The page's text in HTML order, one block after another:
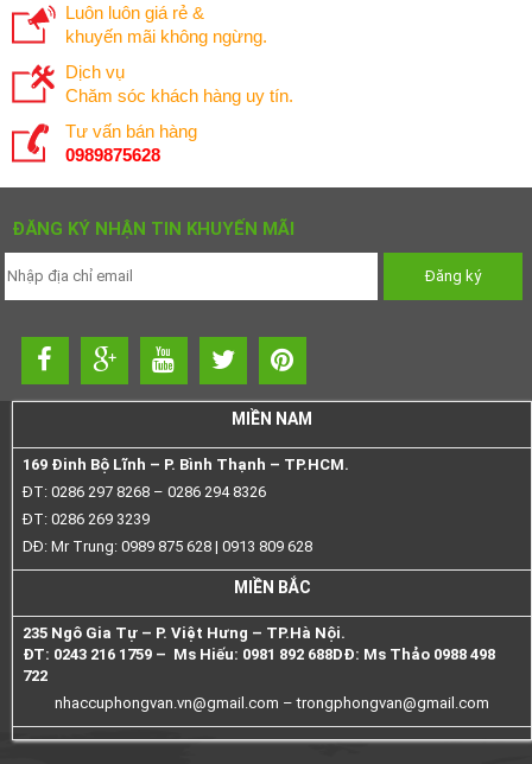
Luôn luôn giá rẻ &
khuyến mãi không ngừng.
Dịch vụ
Chăm sóc khách hàng uy tín.
Tư vấn bán hàng
0989875628
ĐĂNG KÝ NHẬN TIN KHUYẾN MÃI
MIỀN NAM
169 Đinh Bộ Lĩnh – P. Bình Thạnh – TP.HCM.
ĐT: 0286 297 8268 – 0286 294 8326
ĐT: 0286 269 3239
DĐ: Mr Trung: 0989 875 628 | 0913 809 628
MIỀN BẮC
235 Ngô Gia Tự – P. Việt Hưng – TP.Hà Nội.
ĐT: 0243 216 1759 – Ms Hiếu: 0981 892 688DĐ: Ms Thảo 0988 498
722
nhaccuphongvan.vn@gmail.com –trongphongvan@gmail.com